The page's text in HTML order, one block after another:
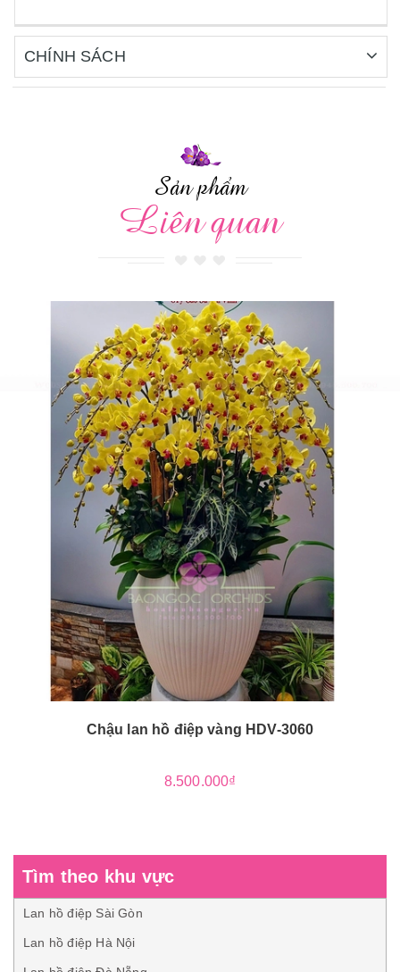
CHÍNH SÁCH
Sản phẩm
Liên quan
Chậu lan hồ điệp vàng HDV-3060
8.500.000₫
Tìm theo khu vực
Lan hồ điệp Sài Gòn
Lan hồ điệp Hà Nội